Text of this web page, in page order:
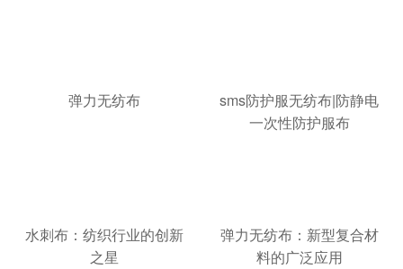
弹力无纺布
sms防护服无纺布|防静电
一次性防护服布
水刺布：纺织行业的创新
之星
弹力无纺布：新型复合材
料的广泛应用